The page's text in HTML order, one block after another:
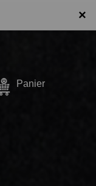
×
Panier